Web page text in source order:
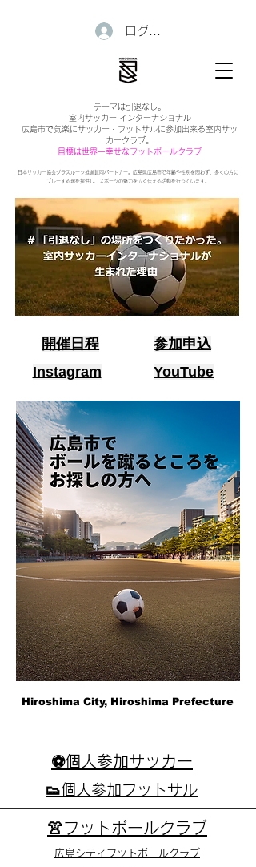
日本サッカー協会グラスルーツ推進賛同パートナー。広島県広島市で年齢や性別を問わず、多くの方に
プレーする場を提供し、スポーツの魅力を広く伝える活動を行っています。
テーマは引退なし。
室内サッカー インターナショナル
広島市で気楽にサッカー・フットサルに参加出来る室内サッ
カークラブ。
目標は世界一幸せなフットボールクラブ
ログイン
開催日程
参加申込
Instagram
YouTube
Hiroshima City, Hiroshima Prefecture
⚽個人参加サッカー
👟個人参加フットサル
👚フットボールクラブ
広島シティフットボールクラブ